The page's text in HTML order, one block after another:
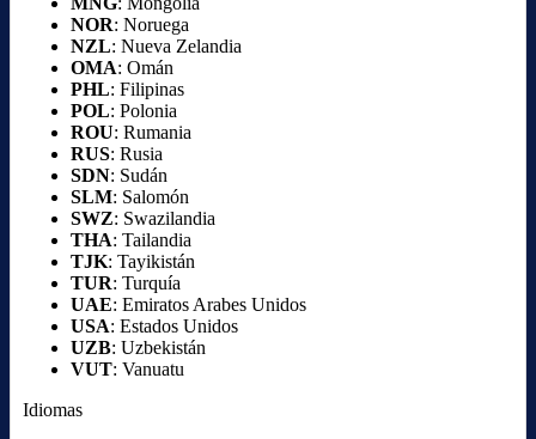
NOR: Noruega
NZL: Nueva Zelandia
OMA: Omán
PHL: Filipinas
POL: Polonia
ROU: Rumania
RUS: Rusia
SDN: Sudán
SLM: Salomón
SWZ: Swazilandia
THA: Tailandia
TJK: Tayikistán
TUR: Turquía
UAE: Emiratos Arabes Unidos
USA: Estados Unidos
UZB: Uzbekistán
VUT: Vanuatu
Idiomas